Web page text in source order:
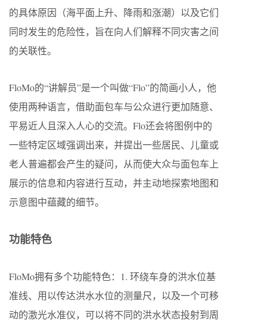
的具体原因（海平面上升、降雨和涨潮）以及它们
同时发生的危险性，旨在向人们解释不同灾害之间
的关联性。
FloMo的“讲解员”是一个叫做“Flo”的简画小人，他
使用两种语言，借助面包车与公众进行更加随意、
平易近人且深入人心的交流。Flo还会将图例中的
一些特定区域强调出来，并提出一些居民、儿童或
老人普遍都会产生的疑问，从而使大众与面包车上
展示的信息和内容进行互动，并主动地探索地图和
示意图中蕴藏的细节。
功能特色
FloMo拥有多个功能特色：1. 环绕车身的洪水位基
准线、用以传达洪水水位的测量尺，以及一个可移
动的激光水准仪，可以将不同的洪水状态投射到周